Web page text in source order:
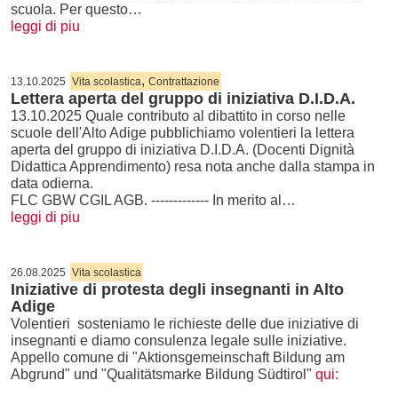
scuola. Per questo…
leggi di piu
13.10.2025 Vita scolastica, Contrattazione
Lettera aperta del gruppo di iniziativa D.I.D.A.
13.10.2025 Quale contributo al dibattito in corso nelle
scuole dell'Alto Adige pubblichiamo volentieri la lettera
aperta del gruppo di iniziativa D.I.D.A. (Docenti Dignità
Didattica Apprendimento) resa nota anche dalla stampa in
data odierna.
FLC GBW CGIL AGB. ------------- In merito al…
leggi di piu
26.08.2025 Vita scolastica
Iniziative di protesta degli insegnanti in Alto
Adige
Volentieri sosteniamo le richieste delle due iniziative di
insegnanti e diamo consulenza legale sulle iniziative.
Appello comune di "Aktionsgemeinschaft Bildung am
Abgrund" und "Qualitätsmarke Bildung Südtirol" qui: